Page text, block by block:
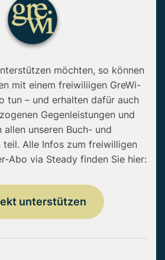
möchten, so können
mit einem freiwiliigen GreWi-
tun – und erhalten dafür auch
Gegenleistungen und
allen unseren Buch- und
teil. Alle Infos zum freiwilligen
Abo via Steady finden Sie hier:
unterstützen